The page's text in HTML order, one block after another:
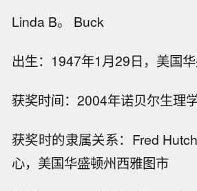
Linda B。 Buck
出生：1947年1月29日，美国
获奖时间：2004年诺贝尔生理
获奖时的隶属关系：Fred
心，美国华盛顿州西雅图市